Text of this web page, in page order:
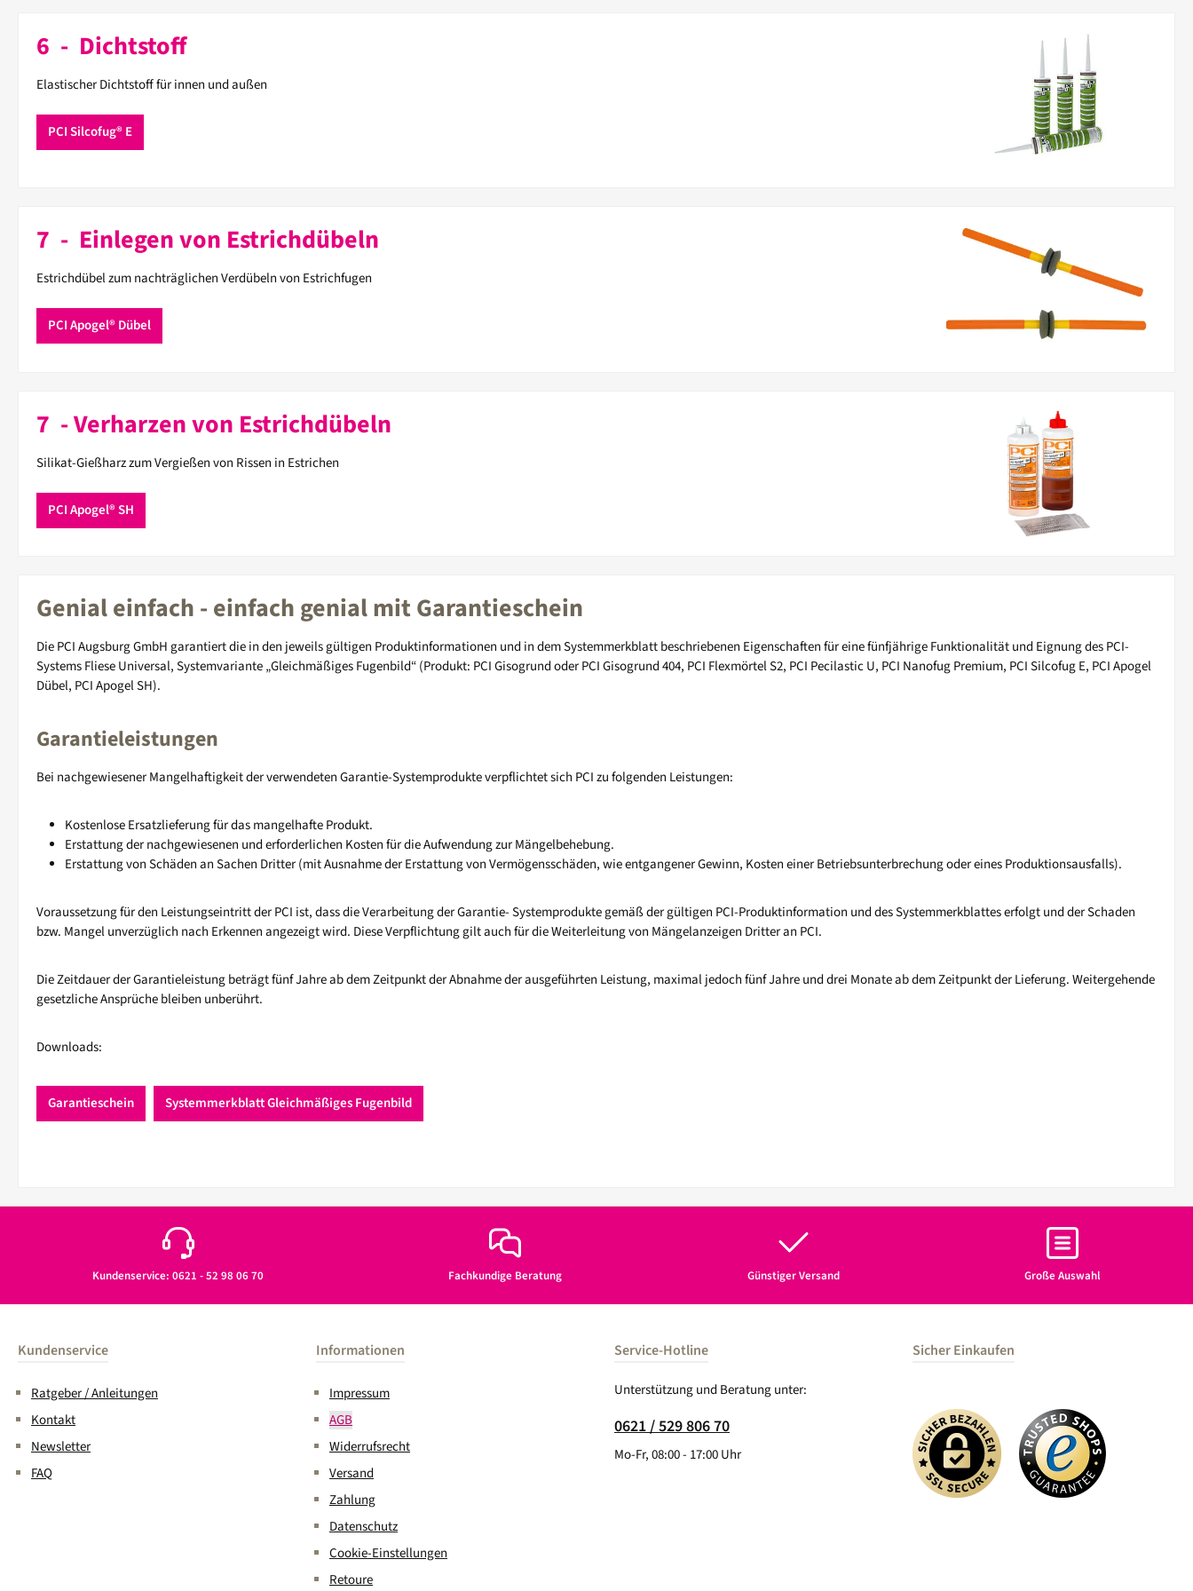
6 - Dichtstoff
Elastischer Dichtstoff für innen und außen
PCI Silcofug® E
7 - Einlegen von Estrichdübeln
Estrichdübel zum nachträglichen Verdübeln von Estrichfugen
PCI Apogel® Dübel
7 - Verharzen von Estrichdübeln
Silikat-Gießharz zum Vergießen von Rissen in Estrichen
PCI Apogel® SH
Genial einfach - einfach genial mit Garantieschein
Die PCI Augsburg GmbH garantiert die in den jeweils gültigen Produktinformationen und in dem Systemmerkblatt beschriebenen Eigenschaften für eine fünfjährige Funktionalität und Eignung des PCI-
Systems Fliese Universal, Systemvariante „Gleichmäßiges Fugenbild“ (Produkt: PCI Gisogrund oder PCI Gisogrund 404, PCI Flexmörtel S2, PCI Pecilastic U, PCI Nanofug Premium, PCI Silcofug E, PCI Apogel
Dübel, PCI Apogel SH).
Garantieleistungen
Bei nachgewiesener Mangelhaftigkeit der verwendeten Garantie-Systemprodukte verpflichtet sich PCI zu folgenden Leistungen:
Kostenlose Ersatzlieferung für das mangelhafte Produkt.
Erstattung der nachgewiesenen und erforderlichen Kosten für die Aufwendung zur Mängelbehebung.
Erstattung von Schäden an Sachen Dritter (mit Ausnahme der Erstattung von Vermögensschäden, wie entgangener Gewinn, Kosten einer Betriebsunterbrechung oder eines Produktionsausfalls).
Voraussetzung für den Leistungseintritt der PCI ist, dass die Verarbeitung der Garantie- Systemprodukte gemäß der gültigen PCI-Produktinformation und des Systemmerkblattes erfolgt und der Schaden
bzw. Mangel unverzüglich nach Erkennen angezeigt wird. Diese Verpflichtung gilt auch für die Weiterleitung von Mängelanzeigen Dritter an PCI.
Die Zeitdauer der Garantieleistung beträgt fünf Jahre ab dem Zeitpunkt der Abnahme der ausgeführten Leistung, maximal jedoch fünf Jahre und drei Monate ab dem Zeitpunkt der Lieferung. Weitergehende
gesetzliche Ansprüche bleiben unberührt.
Downloads:
Garantieschein Systemmerkblatt Gleichmäßiges Fugenbild
Kundenservice: 0621 - 52 98 06 70 Fachkundige Beratung Günstiger Versand Große Auswahl
Kundenservice
Ratgeber / Anleitungen
Kontakt
Newsletter
FAQ
Informationen
Impressum
AGB
Widerrufsrecht
Versand
Zahlung
Datenschutz
Cookie-Einstellungen
Retoure
Service-Hotline
Unterstützung und Beratung unter:
0621 / 529 806 70
Mo-Fr, 08:00 - 17:00 Uhr
Sicher Einkaufen